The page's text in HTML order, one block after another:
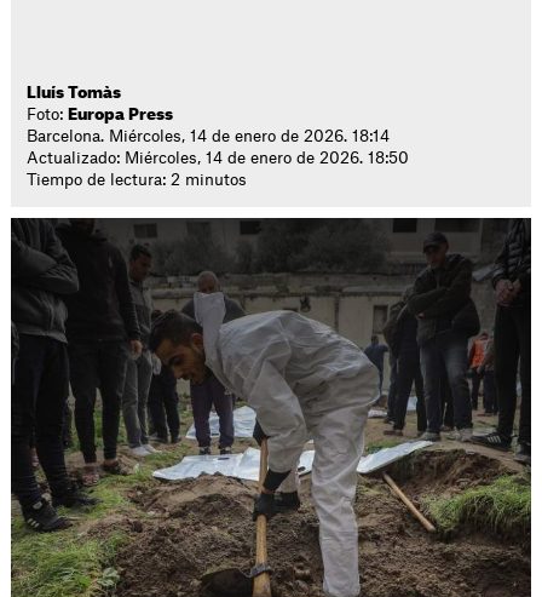
Lluís Tomàs
Foto: Europa Press
Barcelona. Miércoles, 14 de enero de 2026. 18:14
Actualizado: Miércoles, 14 de enero de 2026. 18:50
Tiempo de lectura: 2 minutos